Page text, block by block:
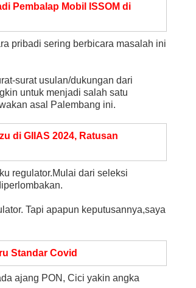
Pembalap Mobil ISSOM di
pribadi sering berbicara masalah ini
surat usulan/dukungan dari
untuk menjadi salah satu
asal Palembang ini.
di GIIAS 2024, Ratusan
regulator.Mulai dari seleksi
Tapi apapun keputusannya,saya
Standar Covid
ajang PON, Cici yakin angka